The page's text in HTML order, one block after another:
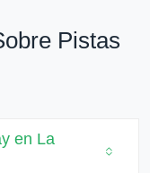
Pistas
en La